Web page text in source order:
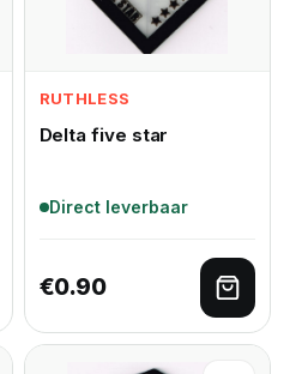
aan winkelwagen
RUTHLESS
Delta five star
Direct leverbaar
€0.90